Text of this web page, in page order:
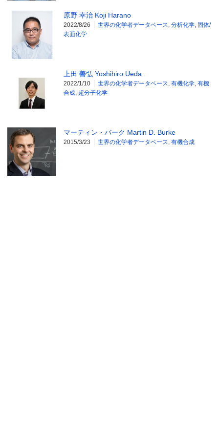
原野 幸治 Koji Harano
2022/8/26 世界の化学者データベース, 分析化学, 固体/
表面化学
上田 善弘 Yoshihiro Ueda
2022/1/10 世界の化学者データベース, 有機化学, 有機
合成, 超分子化学
マーティン・バーク Martin D. Burke
2015/3/23 世界の化学者データベース, 有機合成